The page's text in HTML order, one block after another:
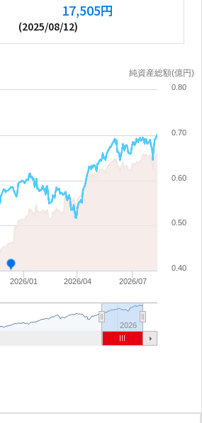
17,505円
(2025/08/12)
純資産総額(億円)
2026/01 2026/07
2026/04
2026
0.40
0.50
0.60
0.70
0.80